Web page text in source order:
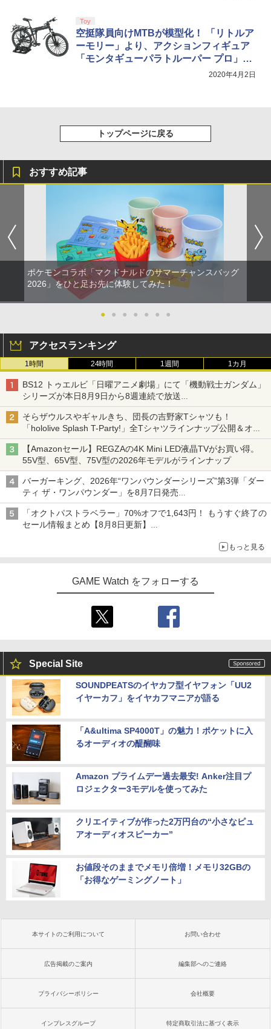
Toy
空挺隊員向けMTBが模型化！ 「リトルア
ーモリー」より、アクションフィギュア
「モンタギューパラトルーパー プロ」が
2020年4月2日
トップページに戻る
おすすめ記事
ポケモンコラボ「マクドナルドのサマーチャンスバッグ
2026」をひと足お先に体験してみた！
● ● ● ● ● ● ●
アクセスランキング
1時間 24時間 1週間 1カ月
BS12 トゥエルビ「日曜アニメ劇場」にて「機動戦士ガンダム」
シリーズが本日8月9日から8週連続で放送
初回は「機動戦士ガンダム【HDリマスター版】」
そらザウルスやギャルきち、団長の吉野家Tシャツも！
「hololive Splash T-Party!」全Tシャツラインナップ公開＆オン
ライン販売開始
【Amazonセール】REGZAの4K Mini LED液晶TVがお買い得。
55V型、65V型、75V型の2026年モデルがラインナップ
バーガーキング、2026年“ワンパウンダーシリーズ”第3弾「ダー
ティ ザ・ワンパウンダー」を8月7日発売
「特製ガーリックマヨソース」を使用した超大型チーズバーガー
「オクトパストラベラー」70%オフで1,643円！ もうすぐ終了の
セール情報まとめ【8月8日更新】
もっと見る
GAME Watch をフォローする
Special Site
SOUNDPEATSのイヤカフ型イヤフォン「UU2
イヤーカフ」をイヤカフマニアが語る
「A&ultima SP4000T」の魅力！ポケットに入
るオーディオの醍醐味
Amazon プライムデー過去最安! Anker注目プ
ロジェクター3モデルを使ってみた
クリエイティブが作った2万円台の“小さなピュ
アオーディオスピーカー”
お値段そのままでメモリ倍増！メモリ32GBの
「お得なゲーミングノート」
本サイトのご利用について お問い合わせ
広告掲載のご案内 編集部へのご連絡
プライバシーポリシー 会社概要
インプレスグループ 特定商取引法に基づく表示